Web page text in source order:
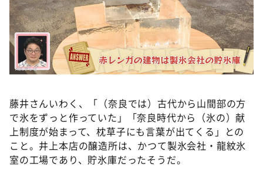
藤井さんいわく、「（奈良では）古代から山間部の方
で氷をずっと作っていた」「奈良時代から（氷の）献
上制度が始まって、枕草子にも言葉が出てくる」との
こと。井上本店の醸造所は、かつて製氷会社・龍紋氷
室の工場であり、貯氷庫だったそうだ。